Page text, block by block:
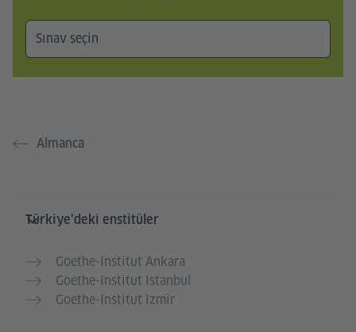
Almanca
Service- und Informationsbereich
Türkiye’deki enstitüler
Goethe-Institut Ankara
Goethe-Institut Istanbul
Goethe-Institut Izmir